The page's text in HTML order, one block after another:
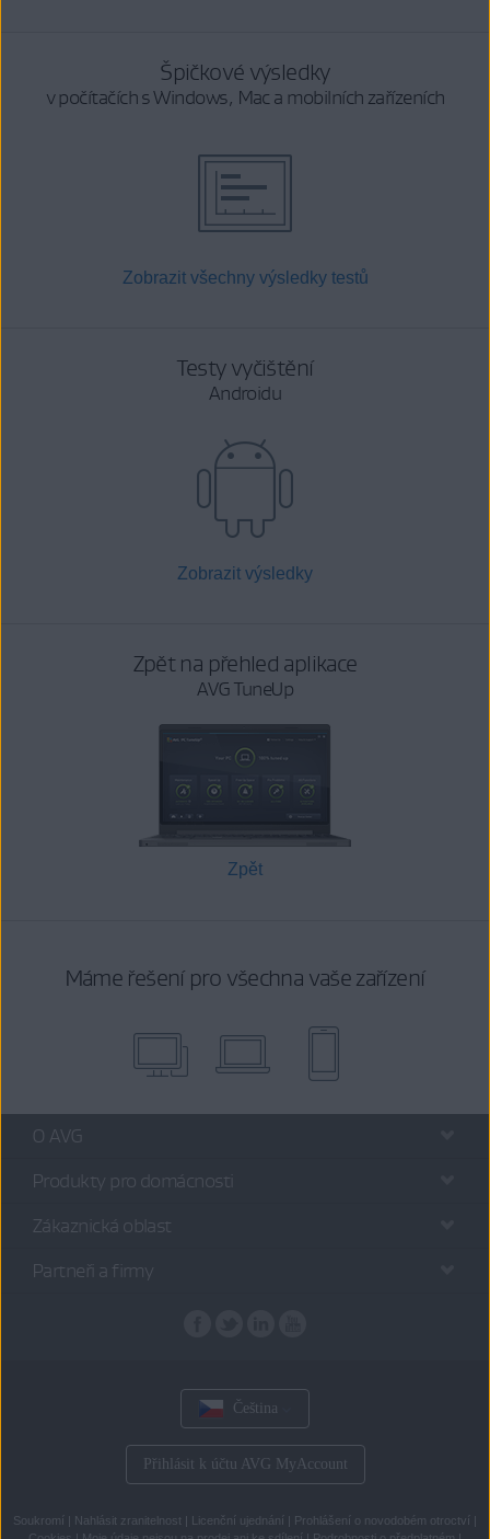
Špičkové výsledky
v počítačích s Windows, Mac a mobilních zařízeních
Zobrazit všechny výsledky testů
Testy vyčištění
Androidu
Zobrazit výsledky
Zpět na přehled aplikace
AVG TuneUp
Zpět
Máme řešení pro všechna vaše zařízení
O AVG
Produkty pro domácnosti
Zákaznická oblast
Partneři a firmy
Čeština
Přihlásit k účtu AVG MyAccount
Soukromí Nahlásit zranitelnost Licenční ujednání Prohlášení o novodobém otroctví